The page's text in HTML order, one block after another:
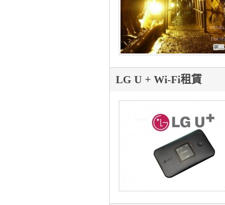
LG U + Wi-Fi租賃